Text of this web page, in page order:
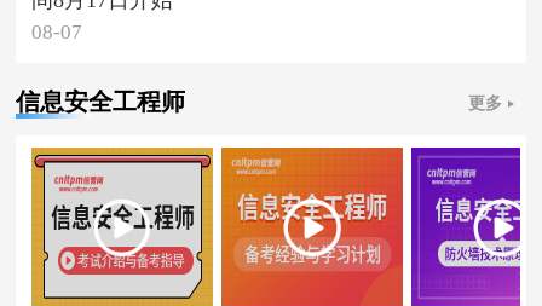
08-07
信息安全工程师 更多